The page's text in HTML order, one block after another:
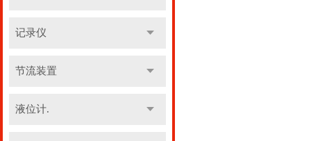
记录仪
节流装置
液位计.